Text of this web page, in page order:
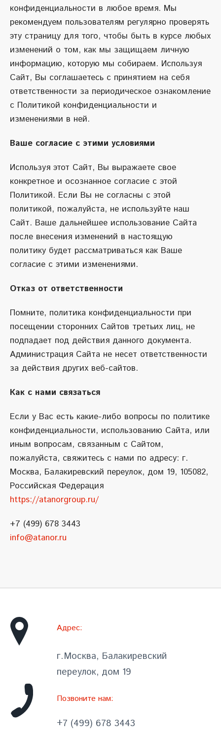
конфиденциальности в любое время. Мы
рекомендуем пользователям регулярно проверять
эту страницу для того, чтобы быть в курсе любых
изменений о том, как мы защищаем личную
информацию, которую мы собираем. Используя
Сайт, Вы соглашаетесь с принятием на себя
ответственности за периодическое ознакомление
с Политикой конфиденциальности и
изменениями в ней.
Ваше согласие с этими условиями
Используя этот Сайт, Вы выражаете свое
конкретное и осознанное согласие с этой
Политикой. Если Вы не согласны с этой
политикой, пожалуйста, не используйте наш
Сайт. Ваше дальнейшее использование Сайта
после внесения изменений в настоящую
политику будет рассматриваться как Ваше
согласие с этими изменениями.
Отказ от ответственности
Помните, политика конфиденциальности при
посещении сторонних Сайтов третьих лиц, не
подпадает под действия данного документа.
Администрация Сайта не несет ответственности
за действия других веб-сайтов.
Как с нами связаться
Если у Вас есть какие-либо вопросы по политике
конфиденциальности, использованию Сайта, или
иным вопросам, связанным с Сайтом,
пожалуйста, свяжитесь с нами по адресу: г.
Москва, Балакиревский переулок, дом 19, 105082,
Российская Федерация
https://atanorgroup.ru/
+7 (499) 678 3443
info@atanor.ru
Адрес:
г.Москва, Балакиревский
переулок, дом 19
Позвоните нам:
+7 (499) 678 3443